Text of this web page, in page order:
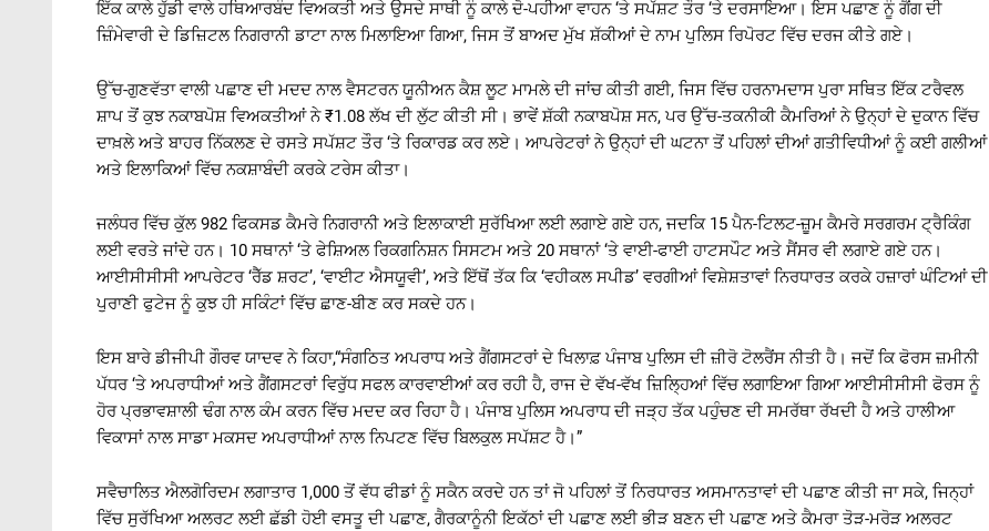
ਇੱਕ ਕਾਲੇ ਹੁੱਡੀ ਵਾਲੇ ਹਥਿਆਰਬੰਦ ਵਿਅਕਤੀ ਅਤੇ ਉਸਦੇ ਸਾਥੀ ਨੂੰ ਕਾਲੇ ਦੋ-ਪਹੀਆ ਵਾਹਨ ‘ਤੇ ਸਪੱਸ਼ਟ ਤੌਰ ‘ਤੇ ਦਰਸਾਇਆ। ਇਸ ਪਛਾਣ ਨੂੰ ਗੈਂਗ ਦੀ
ਜ਼ਿੰਮੇਵਾਰੀ ਦੇ ਡਿਜ਼ਿਟਲ ਨਿਗਰਾਨੀ ਡਾਟਾ ਨਾਲ ਮਿਲਾਇਆ ਗਿਆ, ਜਿਸ ਤੋਂ ਬਾਅਦ ਮੁੱਖ ਸ਼ੱਕੀਆਂ ਦੇ ਨਾਮ ਪੁਲਿਸ ਰਿਪੋਰਟ ਵਿੱਚ ਦਰਜ ਕੀਤੇ ਗਏ।
ਉੱਚ-ਗੁਣਵੱਤਾ ਵਾਲੀ ਪਛਾਣ ਦੀ ਮਦਦ ਨਾਲ ਵੈਸਟਰਨ ਯੂਨੀਅਨ ਕੈਸ਼ ਲੂਟ ਮਾਮਲੇ ਦੀ ਜਾਂਚ ਕੀਤੀ ਗਈ, ਜਿਸ ਵਿੱਚ ਹਰਨਾਮਦਾਸ ਪੁਰਾ ਸਥਿਤ ਇੱਕ ਟਰੈਵਲ
ਸ਼ਾਪ ਤੋਂ ਕੁਝ ਨਕਾਬਪੋਸ਼ ਵਿਅਕਤੀਆਂ ਨੇ ₹1.08 ਲੱਖ ਦੀ ਲੁੱਟ ਕੀਤੀ ਸੀ। ਭਾਵੇਂ ਸ਼ੱਕੀ ਨਕਾਬਪੋਸ਼ ਸਨ, ਪਰ ਉੱਚ-ਤਕਨੀਕੀ ਕੈਮਰਿਆਂ ਨੇ ਉਨ੍ਹਾਂ ਦੇ ਦੁਕਾਨ ਵਿੱਚ
ਦਾਖ਼ਲੇ ਅਤੇ ਬਾਹਰ ਨਿੱਕਲਣ ਦੇ ਰਸਤੇ ਸਪੱਸ਼ਟ ਤੌਰ ‘ਤੇ ਰਿਕਾਰਡ ਕਰ ਲਏ। ਆਪਰੇਟਰਾਂ ਨੇ ਉਨ੍ਹਾਂ ਦੀ ਘਟਨਾ ਤੋਂ ਪਹਿਲਾਂ ਦੀਆਂ ਗਤੀਵਿਧੀਆਂ ਨੂੰ ਕਈ ਗਲੀਆਂ
ਅਤੇ ਇਲਾਕਿਆਂ ਵਿੱਚ ਨਕਸ਼ਾਬੰਦੀ ਕਰਕੇ ਟਰੇਸ ਕੀਤਾ।
ਜਲੰਧਰ ਵਿੱਚ ਕੁੱਲ 982 ਫਿਕਸਡ ਕੈਮਰੇ ਨਿਗਰਾਨੀ ਅਤੇ ਇਲਾਕਾਈ ਸੁਰੱਖਿਆ ਲਈ ਲਗਾਏ ਗਏ ਹਨ, ਜਦਕਿ 15 ਪੈਨ-ਟਿਲਟ-ਜ਼ੂਮ ਕੈਮਰੇ ਸਰਗਰਮ ਟ੍ਰੈਕਿੰਗ
ਲਈ ਵਰਤੇ ਜਾਂਦੇ ਹਨ। 10 ਸਥਾਨਾਂ ‘ਤੇ ਫੇਸ਼ਿਅਲ ਰਿਕਗਨਿਸ਼ਨ ਸਿਸਟਮ ਅਤੇ 20 ਸਥਾਨਾਂ ‘ਤੇ ਵਾਈ-ਫਾਈ ਹਾਟਸਪੌਟ ਅਤੇ ਸੈਂਸਰ ਵੀ ਲਗਾਏ ਗਏ ਹਨ।
ਆਈਸੀਸੀਸੀ ਆਪਰੇਟਰ ‘ਰੈੱਡ ਸ਼ਰਟ’, ‘ਵਾਈਟ ਐਸਯੂਵੀ’, ਅਤੇ ਇੱਥੋਂ ਤੱਕ ਕਿ ‘ਵਹੀਕਲ ਸਪੀਡ’ ਵਰਗੀਆਂ ਵਿਸ਼ੇਸ਼ਤਾਵਾਂ ਨਿਰਧਾਰਤ ਕਰਕੇ ਹਜ਼ਾਰਾਂ ਘੰਟਿਆਂ ਦੀ
ਪੁਰਾਣੀ ਫੁਟੇਜ ਨੂੰ ਕੁਝ ਹੀ ਸਕਿੰਟਾਂ ਵਿੱਚ ਛਾਣ-ਬੀਣ ਕਰ ਸਕਦੇ ਹਨ।
ਇਸ ਬਾਰੇ ਡੀਜੀਪੀ ਗੌਰਵ ਯਾਦਵ ਨੇ ਕਿਹਾ,“ਸੰਗਠਿਤ ਅਪਰਾਧ ਅਤੇ ਗੈਂਗਸਟਰਾਂ ਦੇ ਖਿਲਾਫ਼ ਪੰਜਾਬ ਪੁਲਿਸ ਦੀ ਜ਼ੀਰੋ ਟੋਲਰੈਂਸ ਨੀਤੀ ਹੈ। ਜਦੋਂ ਕਿ ਫੋਰਸ ਜ਼ਮੀਨੀ
ਪੱਧਰ ‘ਤੇ ਅਪਰਾਧੀਆਂ ਅਤੇ ਗੈਂਗਸਟਰਾਂ ਵਿਰੁੱਧ ਸਫਲ ਕਾਰਵਾਈਆਂ ਕਰ ਰਹੀ ਹੈ, ਰਾਜ ਦੇ ਵੱਖ-ਵੱਖ ਜ਼ਿਲ੍ਹਿਆਂ ਵਿੱਚ ਲਗਾਇਆ ਗਿਆ ਆਈਸੀਸੀਸੀ ਫੋਰਸ ਨੂੰ
ਹੋਰ ਪ੍ਰਭਾਵਸ਼ਾਲੀ ਢੰਗ ਨਾਲ ਕੰਮ ਕਰਨ ਵਿੱਚ ਮਦਦ ਕਰ ਰਿਹਾ ਹੈ। ਪੰਜਾਬ ਪੁਲਿਸ ਅਪਰਾਧ ਦੀ ਜੜ੍ਹ ਤੱਕ ਪਹੁੰਚਣ ਦੀ ਸਮਰੱਥਾ ਰੱਖਦੀ ਹੈ ਅਤੇ ਹਾਲੀਆ
ਵਿਕਾਸਾਂ ਨਾਲ ਸਾਡਾ ਮਕਸਦ ਅਪਰਾਧੀਆਂ ਨਾਲ ਨਿਪਟਣ ਵਿੱਚ ਬਿਲਕੁਲ ਸਪੱਸ਼ਟ ਹੈ।”
ਸਵੈਚਾਲਿਤ ਐਲਗੋਰਿਦਮ ਲਗਾਤਾਰ 1,000 ਤੋਂ ਵੱਧ ਫੀਡਾਂ ਨੂੰ ਸਕੈਨ ਕਰਦੇ ਹਨ ਤਾਂ ਜੋ ਪਹਿਲਾਂ ਤੋਂ ਨਿਰਧਾਰਤ ਅਸਮਾਨਤਾਵਾਂ ਦੀ ਪਛਾਣ ਕੀਤੀ ਜਾ ਸਕੇ, ਜਿਨ੍ਹਾਂ
ਵਿੱਚ ਸੁਰੱਖਿਆ ਅਲਰਟ ਲਈ ਛੱਡੀ ਹੋਈ ਵਸਤੂ ਦੀ ਪਛਾਣ, ਗੈਰਕਾਨੂੰਨੀ ਇਕੱਠਾਂ ਦੀ ਪਛਾਣ ਲਈ ਭੀੜ ਬਣਨ ਦੀ ਪਛਾਣ ਅਤੇ ਕੈਮਰਾ ਤੋੜ-ਮਰੋੜ ਅਲਰਟ